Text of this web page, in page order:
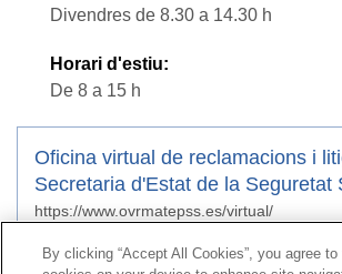
Divendres de 8.30 a 14.30 h
Horari d'estiu:
De 8 a 15 h
Oficina virtual de reclamacions i
Secretaria d'Estat de la Seguretat
https://www.ovrmatepss.es/virtual/
By clicking “Accept All Cookies”, you agree